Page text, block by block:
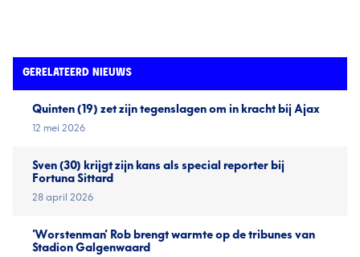
GERELATEERD NIEUWS
Quinten (19) zet zijn tegenslagen om in kracht bij Ajax
12 mei 2026
Sven (30) krijgt zijn kans als special reporter bij
Fortuna Sittard
28 april 2026
'Worstenman' Rob brengt warmte op de tribunes van
Stadion Galgenwaard